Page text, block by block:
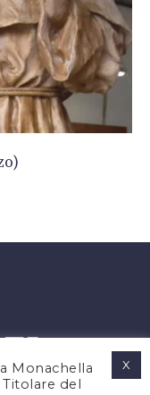
Monachella
Titolare del
X